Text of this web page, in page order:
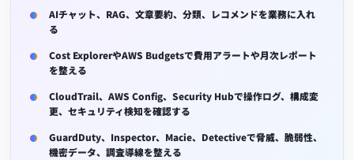
AIチャット、RAG、文章要約、分類、レコメンドを業務に入れ
る
Cost ExplorerやAWS Budgetsで費用アラートや月次レポート
を整える
CloudTrail、AWS Config、Security Hubで操作ログ、構成変
更、セキュリティ検知を確認する
GuardDuty、Inspector、Macie、Detectiveで脅威、脆弱性、
機密データ、調査導線を整える